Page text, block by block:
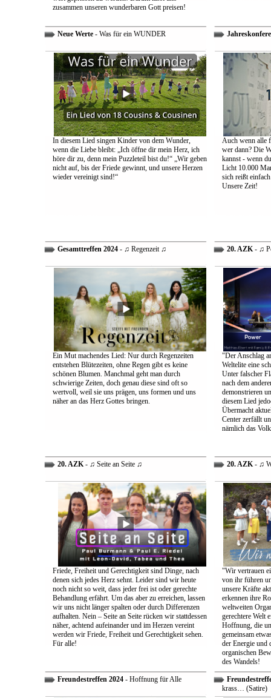
zusammen unseren wunderbaren Gott preisen!
Neue Werte- Was für ein WUNDER
In diesem Lied singen Kinder von dem Wunder,
wenn die Liebe bleibt: „Ich öffne dir mein Herz, ich
höre dir zu, denn mein Puzzleteil bist du!“ „Wir geben
nicht auf, bis der Friede gewinnt, und unsere Herzen
wieder vereinigt sind!“
Auch wenn alle
wer dann? Die
kannst - wenn
Licht 10.000
sich reißt
Unsere Zeit!
Gesamttreffen 2024- ♫ Regenzeit ♫
Ein Mut machendes Lied: Nur durch Regenzeiten
entstehen Blütezeiten, ohne Regen gibt es keine
schönen Blumen. Manchmal geht man durch
schwierige Zeiten, doch genau diese sind oft so
wertvoll, weil sie uns prägen, uns formen und uns
näher an das Herz Gottes bringen.
20. AZK- ♫
"Der Anschlag
Weltelite eine
Unter falscher
nach dem
demonstrieren
diesem Lied
Übermacht
Center zerfällt
nämlich das
20. AZK- ♫ Seite an Seite ♫
Friede, Freiheit und Gerechtigkeit sind Dinge, nach
denen sich jedes Herz sehnt. Leider sind wir heute
noch nicht so weit, dass jeder frei ist oder gerechte
Behandlung erfährt. Um das aber zu erreichen, lassen
wir uns nicht länger spalten oder durch Differenzen
aufhalten. Nein – Seite an Seite rücken wir stattdessen
näher, achtend aufeinander und im Herzen vereint
werden wir Friede, Freiheit und Gerechtigkeit sehen.
Für alle!
20. AZK- ♫
"Wir vertrauen
von ihr führen
unsere Kräfte
erkennen ihre
weltweiten
gerechtere Welt
Hoffnung, die
gemeinsam
der Energie und
organischen
des Wandels!
Freundestreffen 2024- Hoffnung für Alle
krass… (Satire)